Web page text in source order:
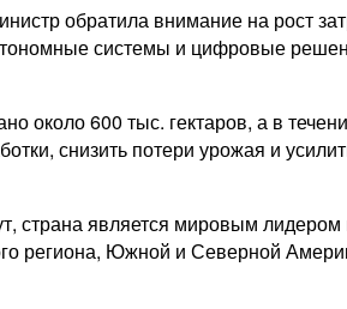
обратила внимание на рост
системы и цифровые
600 тыс. гектаров, а в
снизить потери урожая и
страна является мировым
региона, Южной и Северной